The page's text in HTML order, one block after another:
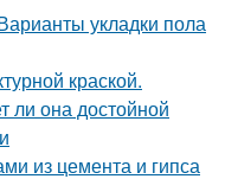
укладки пола
краской.
ли она достойной
из цемента и гипса